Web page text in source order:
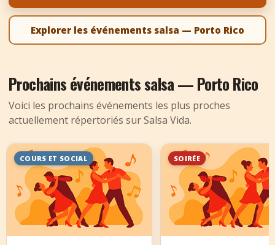
Explorer les événements salsa — Porto Rico
Prochains événements salsa — Porto Rico
Voici les prochains événements les plus proches
actuellement répertoriés sur Salsa Vida.
COURS ET SOCIAL SOIRÉE